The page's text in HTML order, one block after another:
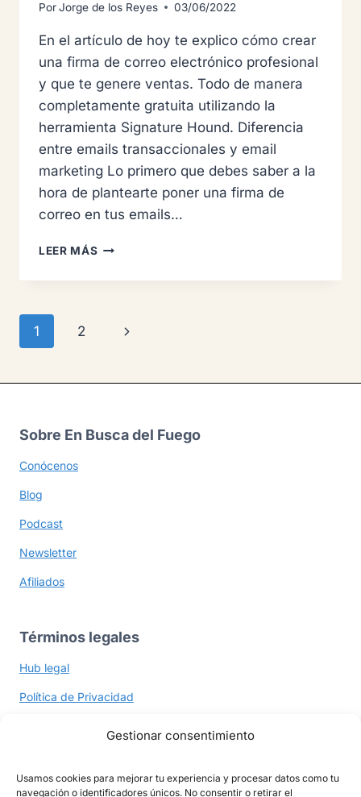
Gestionar consentimiento
Usamos cookies para mejorar tu experiencia y procesar datos como tu
navegación o identificadores únicos. No consentir o retirar el
PorJorge de los Reyes 03/06/2022
En el artículo de hoy te explico cómo crear
una firma de correo electrónico profesional
y que te genere ventas. Todo de manera
completamente gratuita utilizando la
herramienta Signature Hound. Diferencia
entre emails transaccionales y email
marketing Lo primero que debes saber a la
hora de plantearte poner una firma de
correo en tus emails…
LEER MÁSESTE
GRATUITO
PARA
TUS
Navegación
1 2
Siguiente
Sobre En Busca del Fuego
Conócenos
Blog
Podcast
Newsletter
Afiliados
Términos legales
Hub legal
Política de Privacidad